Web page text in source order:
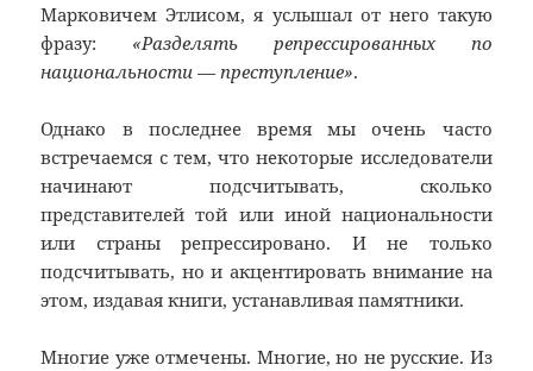
Марковичем Этлисом, я услышал от него такую
фразу: «Разделять репрессированных по
национальности — преступление».
Однако в последнее время мы очень часто
встречаемся с тем, что некоторые исследователи
начинают подсчитывать, сколько
представителей той или иной национальности
или страны репрессировано. И не только
подсчитывать, но и акцентировать внимание на
этом, издавая книги, устанавливая памятники.
Многие уже отмечены. Многие, но не русские. Из